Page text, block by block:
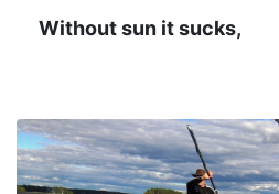
Without sun it sucks,